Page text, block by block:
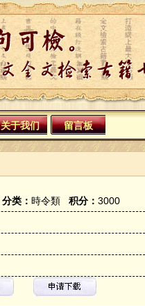
关于我们 留言板
分类： 時令類 积分： 3000